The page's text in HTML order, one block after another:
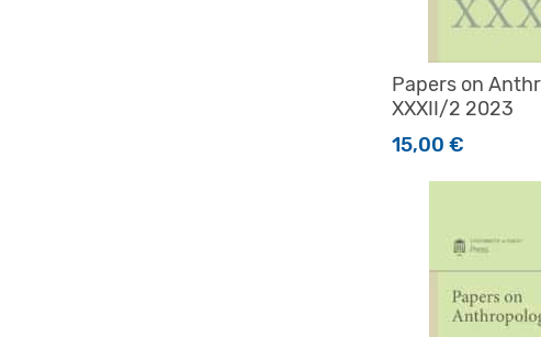
Papers on
XXXII/2 2023
15,00 €